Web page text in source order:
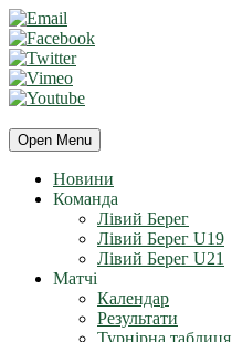
Open Menu
Новини
Команда
Лівий Берег
Лівий Берег U19
Лівий Берег U21
Матчі
Календар
Результати
Турнірна таблиця